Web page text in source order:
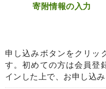
寄附情報の入力
申し込みボタンをクリッ
す。初めての方は会員登
インした上で、お申し込